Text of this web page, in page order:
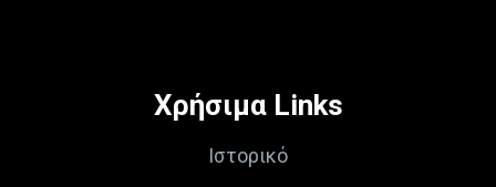
Χρήσιμα Links
Ιστορικό